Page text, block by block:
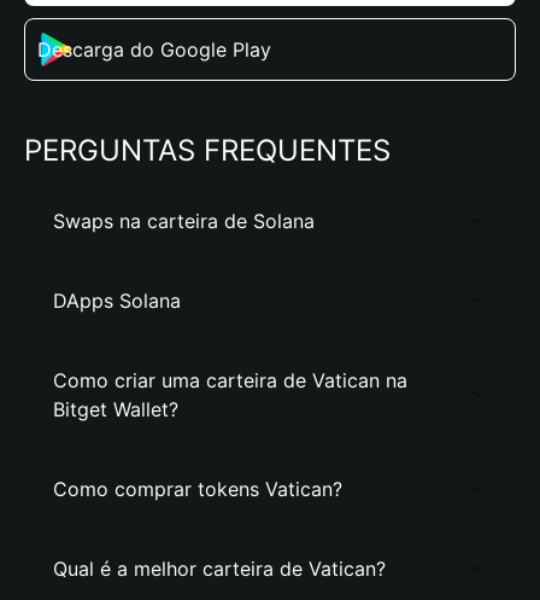
Descarga do Google Play
PERGUNTAS FREQUENTES
Swaps na carteira de Solana
DApps Solana
Como criar uma carteira de Vatican na
Bitget Wallet?
Como comprar tokens Vatican?
Qual é a melhor carteira de Vatican?